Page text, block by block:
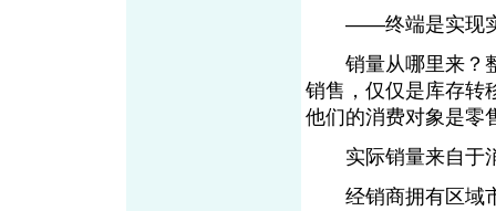
——终端是实现实
销量从哪里来？整
销售，仅仅是库存转
他们的消费对象是零
实际销量来自于消
经销商拥有区域市